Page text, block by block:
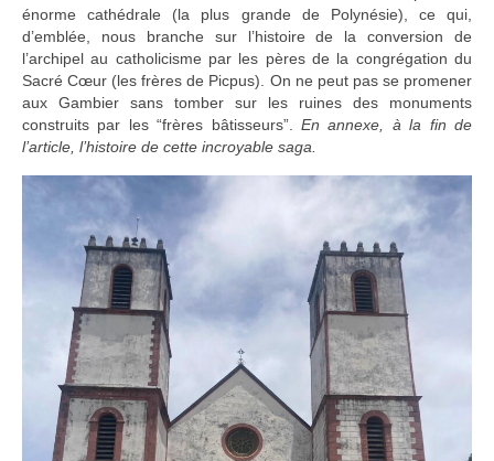
énorme cathédrale (la plus grande de Polynésie), ce qui,
d’emblée, nous branche sur l’histoire de la conversion de
l’archipel au catholicisme par les pères de la congrégation du
Sacré Cœur (les frères de Picpus). On ne peut pas se promener
aux Gambier sans tomber sur les ruines des monuments
construits par les “frères bâtisseurs”. En annexe, à la fin de
l’article, l’histoire de cette incroyable saga.